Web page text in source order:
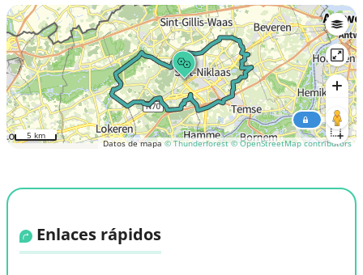
Datos de mapa© Thunderforest © OpenStreetMap contributors
5 km
Enlaces rápidos